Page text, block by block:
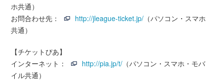
ホ共通）
お問合わせ先：
http://jleague-ticket.jp/ （パソコン・スマホ
共通）
【チケットぴあ】
インターネット：
http://pia.jp/t/ （パソコン・スマホ・モバ
イル共通）